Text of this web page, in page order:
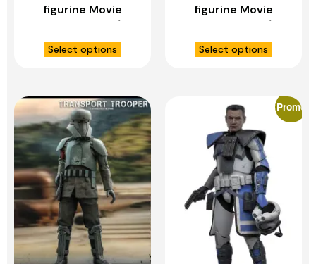
figurine Movie
Masterpiece 1/6
Rain Carradine –
HOT TOYS
Select options
figurine Movie
Masterpiece 1/6
Scorched
Xenomorph – HOT
Select options
Promo